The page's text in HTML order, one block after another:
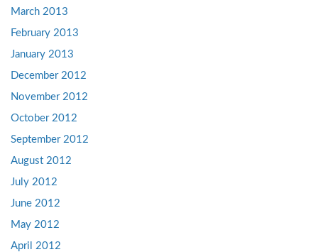
March 2013
February 2013
January 2013
December 2012
November 2012
October 2012
September 2012
August 2012
July 2012
June 2012
May 2012
April 2012